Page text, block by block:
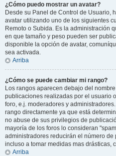
¿Cómo puedo mostrar un avatar?
Desde su Panel de Control de Usuario,
avatar utilizando uno de los siguientes
Remoto o Subida. Es la administración
en que tamaño y peso pueden ser
disponible la opción de avatar,
sea activada.
Arriba
¿Cómo se puede cambiar mi rango?
Los rangos aparecen debajo del
publicaciones realizadas por el usuario
foro, e.j. moderadores y
rango directamente ya que está
no abuse de sus privilegios de
mayoría de los foros lo consideran
administradores reducirán el número
incluso a tomar medidas mas drásticas,
Arriba